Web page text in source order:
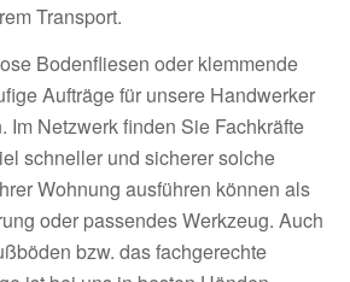
Transport.
Bodenfliesen oder klemmende
Aufträge für unsere Handwerker
Im Netzwerk finden Sie Fachkräfte
schneller und sicherer solche
Wohnung ausführen können als
oder passendes Werkzeug. Auch
bzw. das fachgerechte